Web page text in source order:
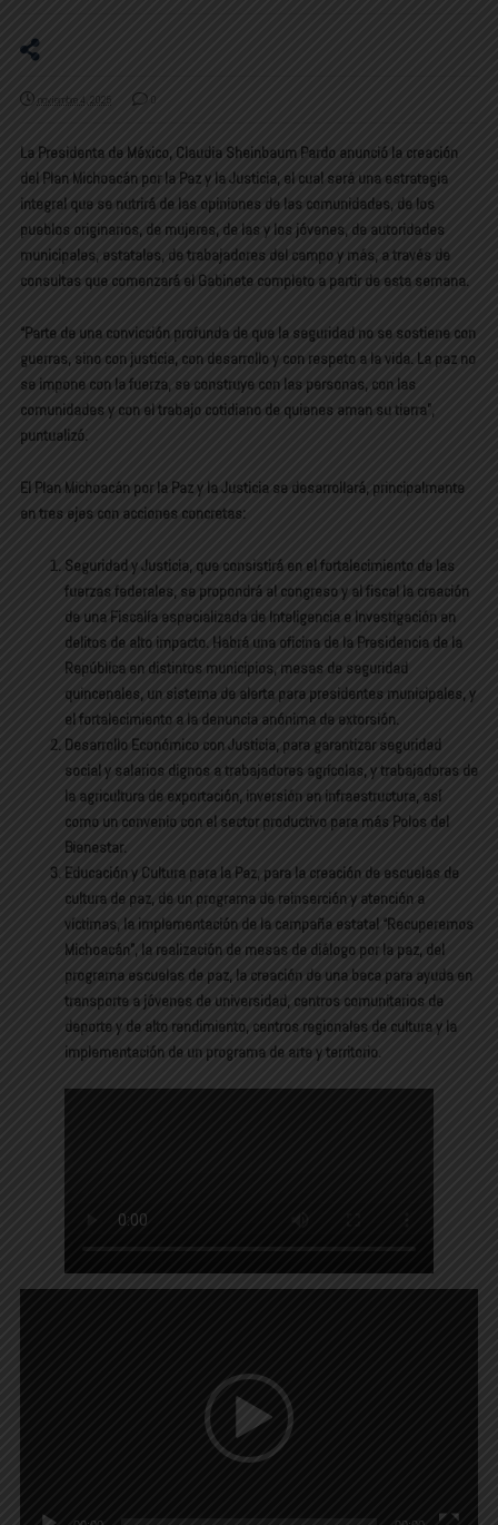
noviembre 4, 2025 0
La Presidenta de México, Claudia Sheinbaum Pardo anunció la creación
del Plan Michoacán por la Paz y la Justicia, el cual será una estrategia
integral que se nutrirá de las opiniones de las comunidades, de los
pueblos originarios, de mujeres, de las y los jóvenes, de autoridades
municipales, estatales, de trabajadores del campo y más, a través de
consultas que comenzará el Gabinete completo a partir de esta semana.
“Parte de una convicción profunda de que la seguridad no se sostiene con
guerras, sino con justicia, con desarrollo y con respeto a la vida. La paz no
se impone con la fuerza, se construye con las personas, con las
comunidades y con el trabajo cotidiano de quienes aman su tierra”,
puntualizó.
El Plan Michoacán por la Paz y la Justicia se desarrollará, principalmente
en tres ejes con acciones concretas:
Seguridad y Justicia, que consistirá en el fortalecimiento de las
fuerzas federales, se propondrá al congreso y al fiscal la creación
de una Fiscalía especializada de Inteligencia e Investigación en
delitos de alto impacto. Habrá una oficina de la Presidencia de la
República en distintos municipios, mesas de seguridad
quincenales, un sistema de alerta para presidentes municipales, y
el fortalecimiento a la denuncia anónima de extorsión.
Desarrollo Económico con Justicia, para garantizar seguridad
social y salarios dignos a trabajadores agrícolas, y trabajadoras de
la agricultura de exportación, inversión en infraestructura, así
como un convenio con el sector productivo para más Polos del
Bienestar.
Educación y Cultura para la Paz, para la creación de escuelas de
cultura de paz, de un programa de reinserción y atención a
víctimas, la implementación de la campaña estatal “Recuperemos
Michoacán”, la realización de mesas de diálogo por la paz, del
programa escuelas de paz, la creación de una beca para ayuda en
transporte a jóvenes de universidad, centros comunitarios de
deporte y de alto rendimiento, centros regionales de cultura y la
implementación de un programa de arte y territorio.